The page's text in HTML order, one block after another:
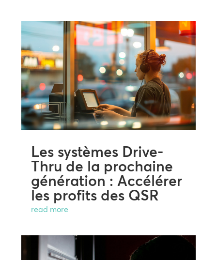
Les systèmes Drive-
Thru de la prochaine
génération : Accélérer
les profits des QSR
read more